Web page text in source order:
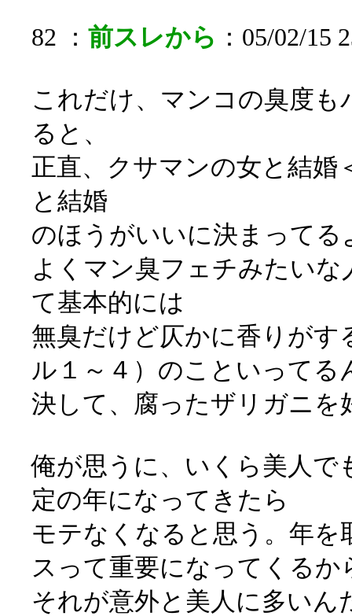
82 ： 前スレから ：05/02/15
これだけ、マンコの臭度
ると、
正直、クサマンの女と結婚
と結婚
のほうがいいに決まってる
よくマン臭フェチみたい
て基本的には
無臭だけど仄かに香りが
ル１～４）のこといってる
決して、腐ったザリガニを
俺が思うに、いくら美人で
定の年になってきたら
モテなくなると思う。年
スって重要になってくるか
それが意外と美人に多いん